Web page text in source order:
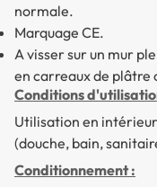
normale.
Marquage CE.
A visser sur un mur
en carreaux de plâtre
Conditions
Utilisation en
(douche, bain,
Conditionnement :